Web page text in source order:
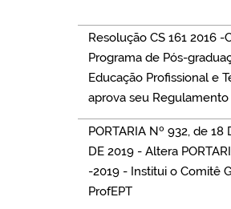
Resolução CS 161 2016 -
Programa de Pós-
Educação Profissional e
aprova seu
PORTARIA Nº 932, de 18
DE 2019 - Altera
-2019 - Institui o Comitê
ProfEPT